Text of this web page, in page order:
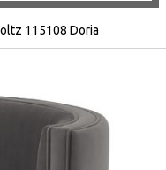
115108 Doria